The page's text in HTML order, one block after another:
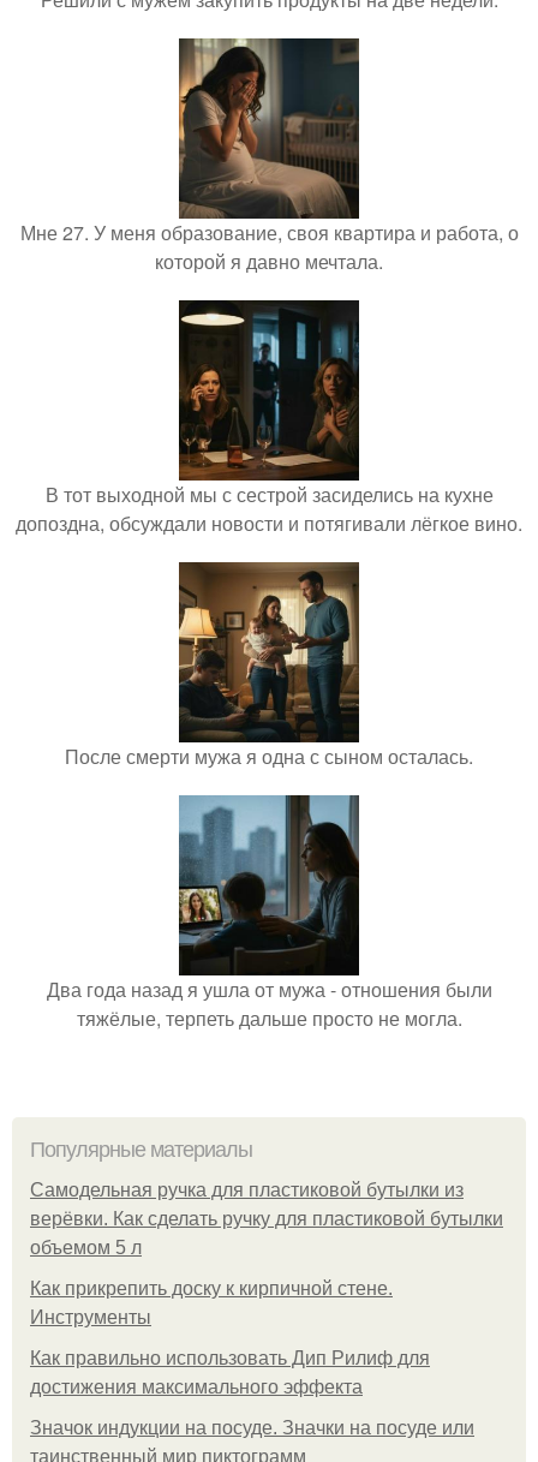
Мне 27. У меня образование, своя квартира и работа, о
которой я давно мечтала.
В тот выходной мы с сестрой засиделись на кухне
допоздна, обсуждали новости и потягивали лёгкое вино.
После смерти мужа я одна с сыном осталась.
Два года назад я ушла от мужа - отношения были
тяжёлые, терпеть дальше просто не могла.
Популярные материалы
Самодельная ручка для пластиковой бутылки из
верёвки. Как сделать ручку для пластиковой бутылки
объемом 5 л
Как прикрепить доску к кирпичной стене.
Инструменты
Как правильно использовать Дип Рилиф для
достижения максимального эффекта
Значок индукции на посуде. Значки на посуде или
таинственный мир пиктограмм